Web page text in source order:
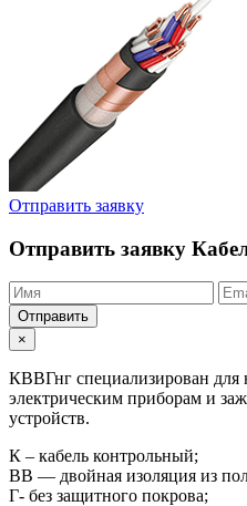
Отправить заявку
Отправить заявку
Отправить
×
КВВГнг специализирован
электрическим приборам и
устройств.
К – кабель контрольный;
ВВ — двойная изоляция из
Г- без защитного покрова;